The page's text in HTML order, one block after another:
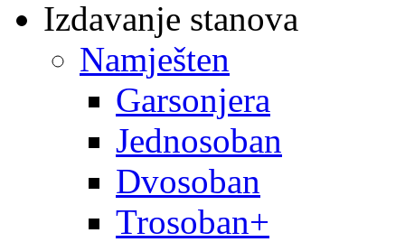
Izdavanje stanova
Namješten
Garsonjera
Jednosoban
Dvosoban
Trosoban+